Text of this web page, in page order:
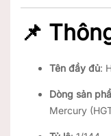
📌
Tên đầy đủ:
Dòng sản
Mercury